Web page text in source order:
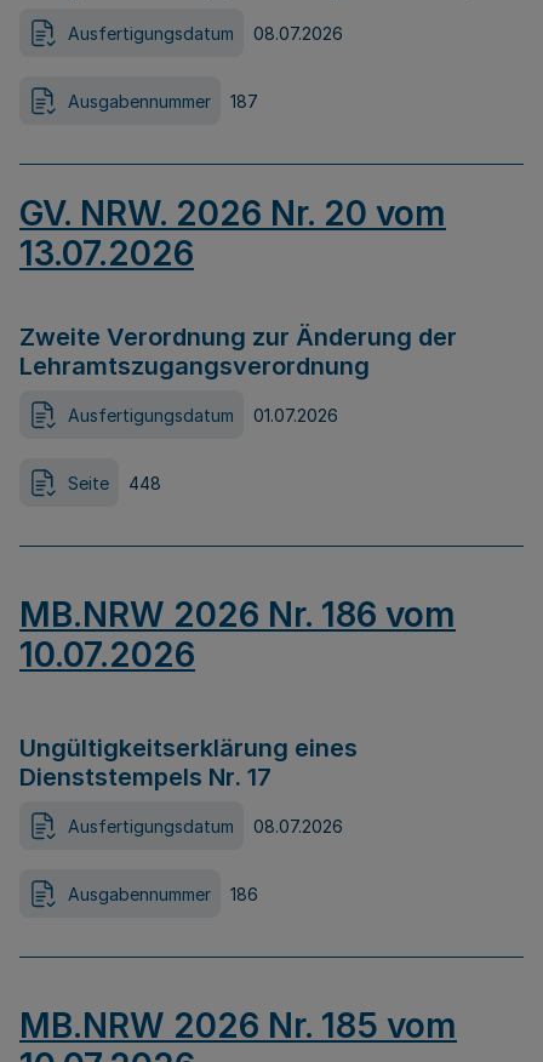
Ausfertigungsdatum 08.07.2026
Ausgabennummer 187
GV. NRW. 2026 Nr. 20 vom
13.07.2026
Zweite Verordnung zur Änderung der
Lehramtszugangsverordnung
Ausfertigungsdatum 01.07.2026
Seite 448
MB.NRW 2026 Nr. 186 vom
10.07.2026
Ungültigkeitserklärung eines
Dienststempels Nr. 17
Ausfertigungsdatum 08.07.2026
Ausgabennummer 186
MB.NRW 2026 Nr. 185 vom